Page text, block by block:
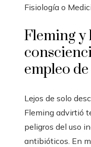
Fisiología o
Fleming y
empleo
Lejos de solo
Fleming advirtió
peligros del uso
antibióticos. En